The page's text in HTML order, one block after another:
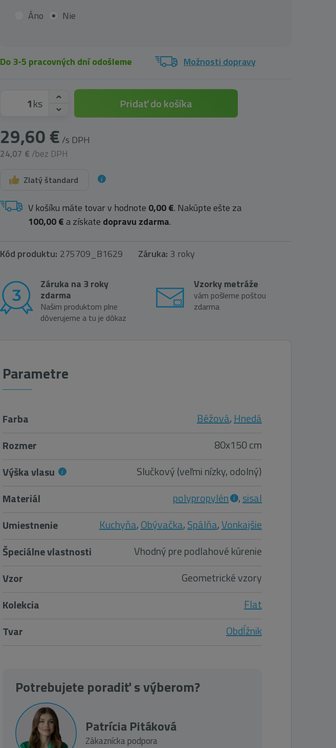
Áno Nie
Do 3-5 pracovných dní odošleme Možnosti dopravy
ks
29,60 € /s DPH
24,07 € /bez DPH
Pridať do košíka
Zlatý štandard
V košíku máte tovar v hodnote 0,00 €. Nakúpte ešte za
100,00 €a získate dopravu zdarma.
Kód produktu: 275709_B1629 Záruka: 3 roky
Záruka na 3 roky
zdarma
Našim produktom plne
dôverujeme a tu je dôkaz
Vzorky metráže
vám pošleme poštou
zdarma
Parametre
Farba Béžová,Hnedá
Rozmer
80x150 cm
Výška vlasu
Slučkový (veľmi nízky, odolný)
Materiál
polypropylén ,sisal
Umiestnenie
Kuchyňa,Obývačka,Spálňa,Vonkajšie
Špeciálne vlastnosti
Vhodný pre podlahové kúrenie
Vzor
Geometrické vzory
Kolekcia
Flat
Tvar
Obdĺžnik
Potrebujete poradiť s výberom?
Patrícia Pitáková
Zákaznícka podpora